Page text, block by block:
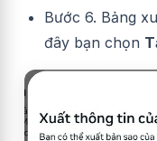
Bước 6. Bảng
đây bạn chọn